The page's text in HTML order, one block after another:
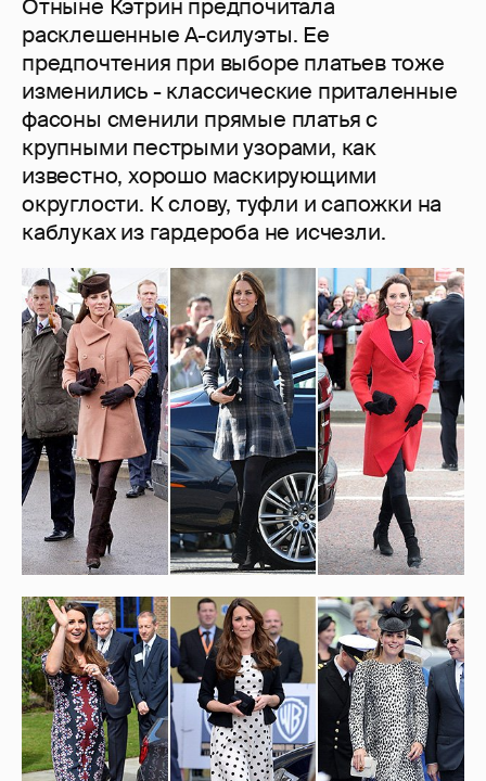
Отныне Кэтрин предпочитала
расклешенные A-силуэты. Ее
предпочтения при выборе платьев тоже
изменились - классические приталенные
фасоны сменили прямые платья с
крупными пестрыми узорами, как
известно, хорошо маскирующими
округлости. К слову, туфли и сапожки на
каблуках из гардероба не исчезли.